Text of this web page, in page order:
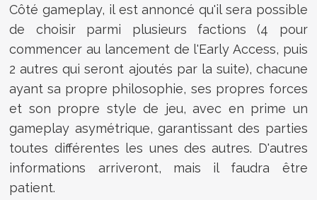
Côté gameplay, il est annoncé qu'il sera possible
de choisir parmi plusieurs factions (4 pour
commencer au lancement de l'Early Access, puis
2 autres qui seront ajoutés par la suite), chacune
ayant sa propre philosophie, ses propres forces
et son propre style de jeu, avec en prime un
gameplay asymétrique, garantissant des parties
toutes différentes les unes des autres. D'autres
informations arriveront, mais il faudra être
patient.